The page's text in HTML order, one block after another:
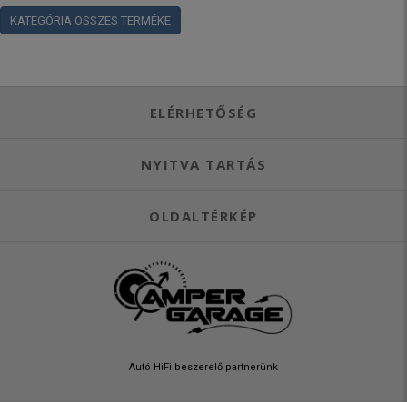
KATEGÓRIA ÖSSZES TERMÉKE
ELÉRHETŐSÉG
NYITVA TARTÁS
OLDALTÉRKÉP
Autó HiFi beszerelő partnerünk